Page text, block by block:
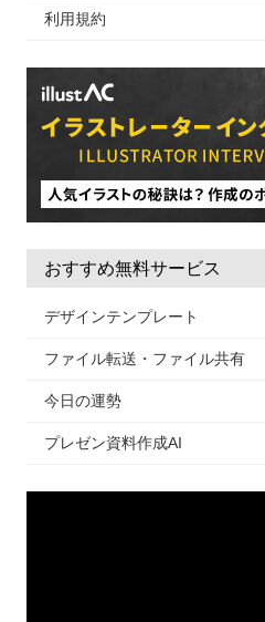
利用規約
おすすめ無料サービス
デザインテンプレート
ファイル転送・ファイル共有
今日の運勢
プレゼン資料作成AI